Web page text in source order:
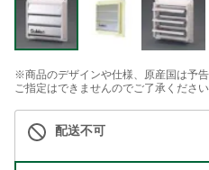
※商品のデザインや仕様、原産国は予
ご指定はできませんのでご了承ください
配送不可